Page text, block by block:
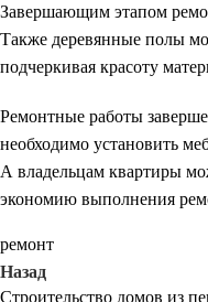
Завершающим этапом
Также деревянные полы
подчеркивая красоту
Ремонтные работы
необходимо установить
А владельцам квартиры
экономию выполнения
ремонт
Назад
Строительство домов из